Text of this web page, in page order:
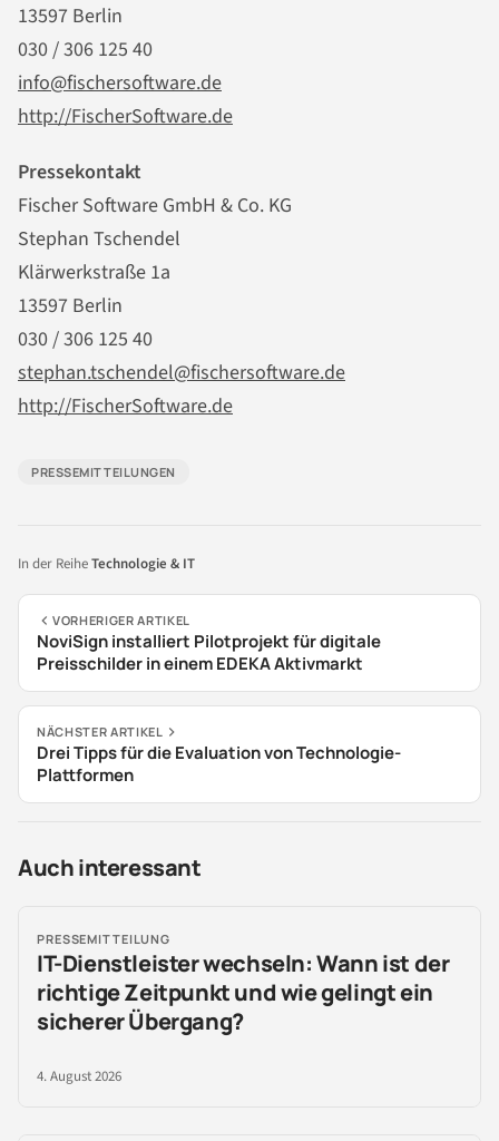
13597 Berlin
030 / 306 125 40
info@fischersoftware.de
http://FischerSoftware.de
Pressekontakt
Fischer Software GmbH & Co. KG
Stephan Tschendel
Klärwerkstraße 1a
13597 Berlin
030 / 306 125 40
stephan.tschendel@fischersoftware.de
http://FischerSoftware.de
PRESSEMITTEILUNGEN
In der ReiheTechnologie & IT
VORHERIGER ARTIKEL
NoviSign installiert Pilotprojekt für digitale
Preisschilder in einem EDEKA Aktivmarkt
NÄCHSTER ARTIKEL
Drei Tipps für die Evaluation von Technologie-
Plattformen
Auch interessant
PRESSEMITTEILUNG
IT-Dienstleister wechseln: Wann ist der
richtige Zeitpunkt und wie gelingt ein
sicherer Übergang?
4. August 2026